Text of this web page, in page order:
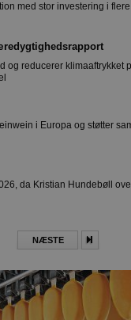
med stor investering i
og reducerer klimaaftrykket
i Europa og støtter
da Kristian Hundebøll
NÆSTE